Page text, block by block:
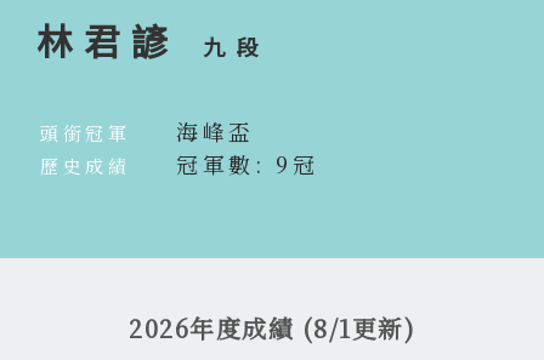
林君諺 九段
頭銜冠軍 海峰盃
歷史成績 冠軍數: 9冠
2026年度成績 (8/1更新)